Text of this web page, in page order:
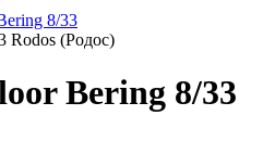
8/33
Rodos (Родос)
Bering 8/33